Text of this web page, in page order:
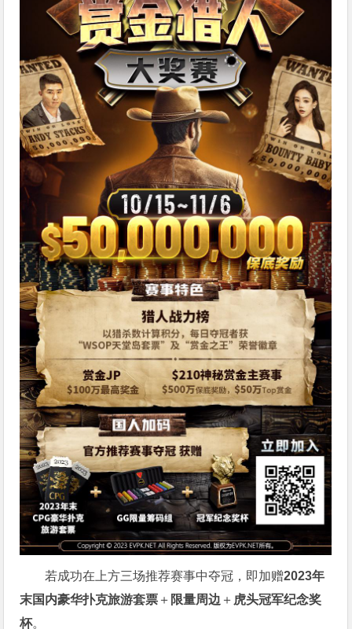
若成功在上方三场推荐赛事中夺冠，即加赠2023年
末国内豪华扑克旅游套票 ＋ 限量周边 ＋ 虎头冠军纪念奖
杯。